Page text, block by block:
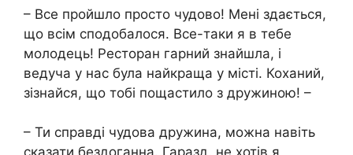
– Все пройшло просто чудово! Мені здається,
що всім сподобалося. Все-таки я в тебе
молодець! Ресторан гарний знайшла, і
ведуча у нас була найкраща у місті. Коханий,
зізнайся, що тобі пощастило з дружиною! –
– Ти справді чудова дружина, можна навіть